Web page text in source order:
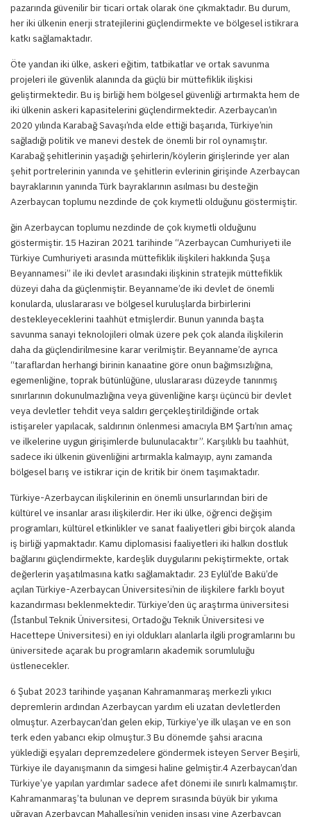
pazarında güvenilir bir ticari ortak olarak öne çıkmaktadır. Bu durum,
her iki ülkenin enerji stratejilerini güçlendirmekte ve bölgesel istikrara
katkı sağlamaktadır.
Öte yandan iki ülke, askeri eğitim, tatbikatlar ve ortak savunma
projeleri ile güvenlik alanında da güçlü bir müttefiklik ilişkisi
geliştirmektedir. Bu iş birliği hem bölgesel güvenliği artırmakta hem de
iki ülkenin askeri kapasitelerini güçlendirmektedir. Azerbaycan’ın
2020 yılında Karabağ Savaşı’nda elde ettiği başarıda, Türkiye’nin
sağladığı politik ve manevi destek de önemli bir rol oynamıştır.
Karabağ şehitlerinin yaşadığı şehirlerin/köylerin girişlerinde yer alan
şehit portrelerinin yanında ve şehitlerin evlerinin girişinde Azerbaycan
bayraklarının yanında Türk bayraklarının asılması bu desteğin
Azerbaycan toplumu nezdinde de çok kıymetli olduğunu göstermiştir.
ğin Azerbaycan toplumu nezdinde de çok kıymetli olduğunu
göstermiştir. 15 Haziran 2021 tarihinde “Azerbaycan Cumhuriyeti ile
Türkiye Cumhuriyeti arasında müttefiklik ilişkileri hakkında Şuşa
Beyannamesi” ile iki devlet arasındaki ilişkinin stratejik müttefiklik
düzeyi daha da güçlenmiştir. Beyanname’de iki devlet de önemli
konularda, uluslararası ve bölgesel kuruluşlarda birbirlerini
destekleyeceklerini taahhüt etmişlerdir. Bunun yanında başta
savunma sanayi teknolojileri olmak üzere pek çok alanda ilişkilerin
daha da güçlendirilmesine karar verilmiştir. Beyanname’de ayrıca
“taraflardan herhangi birinin kanaatine göre onun bağımsızlığına,
egemenliğine, toprak bütünlüğüne, uluslararası düzeyde tanınmış
sınırlarının dokunulmazlığına veya güvenliğine karşı üçüncü bir devlet
veya devletler tehdit veya saldırı gerçekleştirildiğinde ortak
istişareler yapılacak, saldırının önlenmesi amacıyla BM Şartı’nın amaç
ve ilkelerine uygun girişimlerde bulunulacaktır”. Karşılıklı bu taahhüt,
sadece iki ülkenin güvenliğini artırmakla kalmayıp, aynı zamanda
bölgesel barış ve istikrar için de kritik bir önem taşımaktadır.
Türkiye-Azerbaycan ilişkilerinin en önemli unsurlarından biri de
kültürel ve insanlar arası ilişkilerdir. Her iki ülke, öğrenci değişim
programları, kültürel etkinlikler ve sanat faaliyetleri gibi birçok alanda
iş birliği yapmaktadır. Kamu diplomasisi faaliyetleri iki halkın dostluk
bağlarını güçlendirmekte, kardeşlik duygularını pekiştirmekte, ortak
değerlerin yaşatılmasına katkı sağlamaktadır. 23 Eylül’de Bakü’de
açılan Türkiye-Azerbaycan Üniversitesi’nin de ilişkilere farklı boyut
kazandırması beklenmektedir. Türkiye’den üç araştırma üniversitesi
(İstanbul Teknik Üniversitesi, Ortadoğu Teknik Üniversitesi ve
Hacettepe Üniversitesi) en iyi oldukları alanlarla ilgili programlarını bu
üniversitede açarak bu programların akademik sorumluluğu
üstlenecekler.
6 Şubat 2023 tarihinde yaşanan Kahramanmaraş merkezli yıkıcı
depremlerin ardından Azerbaycan yardım eli uzatan devletlerden
olmuştur. Azerbaycan’dan gelen ekip, Türkiye’ye ilk ulaşan ve en son
terk eden yabancı ekip olmuştur.3 Bu dönemde şahsi aracına
yüklediği eşyaları depremzedelere göndermek isteyen Server Beşirli,
Türkiye ile dayanışmanın da simgesi haline gelmiştir.4 Azerbaycan’dan
Türkiye’ye yapılan yardımlar sadece afet dönemi ile sınırlı kalmamıştır.
Kahramanmaraş’ta bulunan ve deprem sırasında büyük bir yıkıma
uğrayan Azerbaycan Mahallesi’nin yeniden inşası yine Azerbaycan